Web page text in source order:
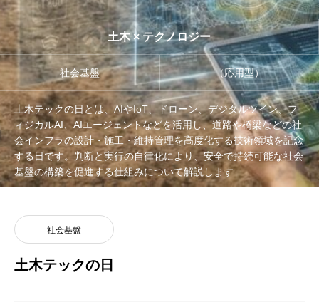
土木 × テクノロジー
社会基盤 （応用型）
土木テックの日とは、AIやIoT、ドローン、デジタルツイン、フ
ィジカルAI、AIエージェントなどを活用し、道路や橋梁などの社
会インフラの設計・施工・維持管理を高度化する技術領域を記念
する日です。判断と実行の自律化により、安全で持続可能な社会
基盤の構築を促進する仕組みについて解説します
社会基盤
土木テックの日